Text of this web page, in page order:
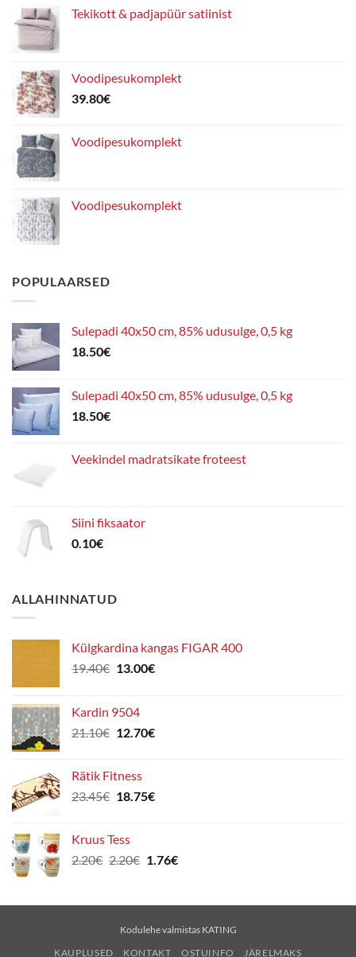
Tekikott & padjapüür satiinist
Voodipesukomplekt
39.80€
Voodipesukomplekt
Voodipesukomplekt
POPULAARSED
Sulepadi 40x50 cm, 85% udusulge, 0,5 kg
18.50€
Sulepadi 40x50 cm, 85% udusulge, 0,5 kg
18.50€
Veekindel madratsikate froteest
Siini fiksaator
0.10€
ALLAHINNATUD
Külgkardina kangas FIGAR 400
19.40€ Algne
19.40€.
13.00€Praegune
Kardin 9504
21.10€ Algne
21.10€.
12.70€Praegune
Rätik Fitness
23.45€ Algne
23.45€.
18.75€Praegune
Kruus Tess
2.20€ 2.20€ Algne
2.20€.
1.76€Praegune
1.76€.
Kodulehe valmistas KATING
KAUPLUSED KONTAKT OSTUINFO JÄRELMAKS